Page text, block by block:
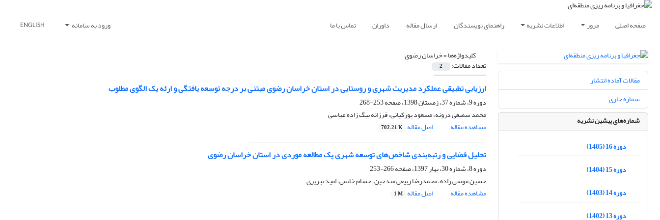
صفحه اصلی مرور اطلاعات نشریه راهنمای نویسندگان ارسال مقاله داوران تماس با ما ورود به سامانه ENGLISH
کلیدواژه‌ها =خراسان رضوی
تعداد مقالات: 2
ارزیابی تطبیقی عملکرد مدیریت شهری و روستایی در استان خراسان رضوی مبتنی بر درجه توسعه یافتگی و ارئه یک الگوی مطلوب
دوره 9، شماره 37، زمستان 1398، صفحه
253-268
محمد سمیعی درونه، مسعود پورکیانی، فرزانه بیگ زاده عباسی
مشاهده مقاله
اصل مقاله 702.21 K
تحلیل فضایی و رتبه‌بندی شاخص‌های توسعه شهری یک مطالعه موردی در استان خراسان رضوی
دوره 8، شماره 30، بهار 1397، صفحه
266-253
حسین موسی زاده، محمدرضا ربیعی مندجین، حسام خاتمی، امید تبریزی
مشاهده مقاله
اصل مقاله 1 M
مقالات آماده انتشار
شماره جاری
شماره‌های پیشین نشریه
دوره 16 (1405)
دوره 15 (1404)
دوره 14 (1403)
دوره 13 (1402)